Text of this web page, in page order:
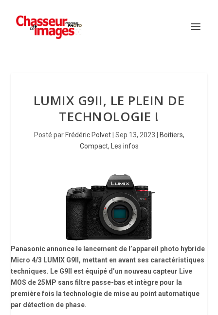
LUMIX G9II, LE PLEIN DE
TECHNOLOGIE !
Posté par Frédéric Polvet| Sep 13, 2023 Boitiers,
Compact, Les infos
Panasonic annonce le lancement de l’appareil photo hybride
Micro 4/3 LUMIX G9II, mettant en avant ses caractéristiques
techniques. Le G9II est équipé d’un nouveau capteur Live
MOS de 25MP sans filtre passe-bas et intègre pour la
première fois la technologie de mise au point automatique
par détection de phase.